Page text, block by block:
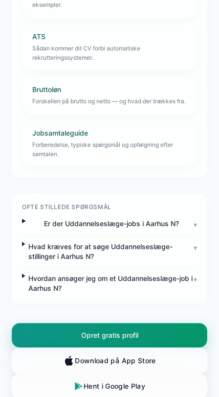
eksempler.
ATS
Sådan kommer dit CV forbi automatiske
rekrutteringssystemer.
Bruttoløn
Forskellen på brutto og netto — og hvad der trækkes fra.
Jobsamtaleguide
Forberedelse, typiske spørgsmål og opfølgning efter
samtalen.
OFTE STILLEDE SPØRGSMÅL
Er der Uddannelseslæge-jobs i Aarhus N? ▾
Hvad kræves for at søge Uddannelseslæge-
stillinger i Aarhus N?
▾
Hvordan ansøger jeg om et Uddannelseslæge-job i
Aarhus N?
▾
Opret gratis profil
Download på App Store
Hent i Google Play